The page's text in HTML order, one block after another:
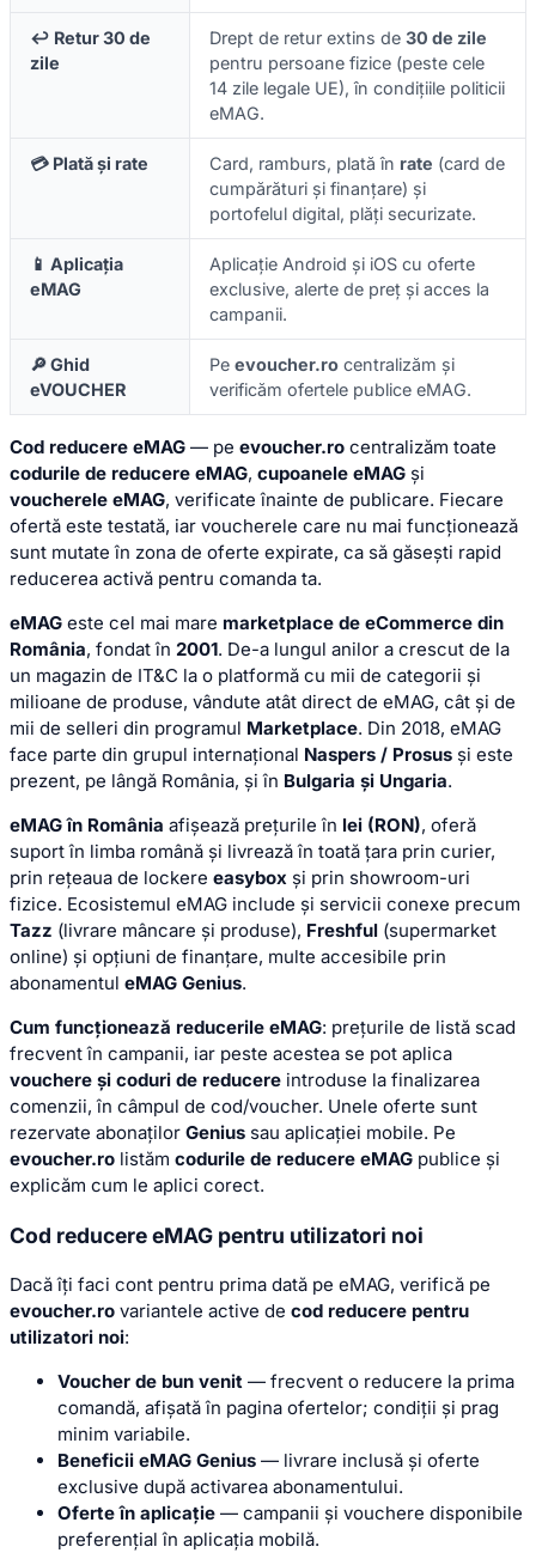
↩️ Retur 30 de
zile
Drept de retur extins de 30 de zile
pentru persoane fizice (peste cele
14 zile legale UE), în condițiile politicii
eMAG.
💳 Plată și rate Card, ramburs, plată în rate (card de
cumpărături și finanțare) și
portofelul digital, plăți securizate.
📱 Aplicația
eMAG
Aplicație Android și iOS cu oferte
exclusive, alerte de preț și acces la
campanii.
🔎 Ghid
eVOUCHER
Pe evoucher.ro centralizăm și
verificăm ofertele publice eMAG.
Cod reducere eMAG — pe evoucher.ro centralizăm toate
codurile de reducere eMAG, cupoanele eMAG și
voucherele eMAG, verificate înainte de publicare. Fiecare
ofertă este testată, iar voucherele care nu mai funcționează
sunt mutate în zona de oferte expirate, ca să găsești rapid
reducerea activă pentru comanda ta.
eMAG este cel mai mare marketplace de eCommerce din
România, fondat în 2001. De-a lungul anilor a crescut de la
un magazin de IT&C la o platformă cu mii de categorii și
milioane de produse, vândute atât direct de eMAG, cât și de
mii de selleri din programul Marketplace. Din 2018, eMAG
face parte din grupul internațional Naspers / Prosus și este
prezent, pe lângă România, și în Bulgaria și Ungaria.
eMAG în România afișează prețurile în lei (RON), oferă
suport în limba română și livrează în toată țara prin curier,
prin rețeaua de lockere easybox și prin showroom-uri
fizice. Ecosistemul eMAG include și servicii conexe precum
Tazz (livrare mâncare și produse), Freshful (supermarket
online) și opțiuni de finanțare, multe accesibile prin
abonamentul eMAG Genius.
Cum funcționează reducerile eMAG: prețurile de listă scad
frecvent în campanii, iar peste acestea se pot aplica
vouchere și coduri de reducere introduse la finalizarea
comenzii, în câmpul de cod/voucher. Unele oferte sunt
rezervate abonaților Genius sau aplicației mobile. Pe
evoucher.ro listăm codurile de reducere eMAG publice și
explicăm cum le aplici corect.
Cod reducere eMAG pentru utilizatori noi
Dacă îți faci cont pentru prima dată pe eMAG, verifică pe
evoucher.ro variantele active de cod reducere pentru
utilizatori noi:
Voucher de bun venit — frecvent o reducere la prima
comandă, afișată în pagina ofertelor; condiții și prag
minim variabile.
Beneficii eMAG Genius — livrare inclusă și oferte
exclusive după activarea abonamentului.
Oferte în aplicație — campanii și vouchere disponibile
preferențial în aplicația mobilă.